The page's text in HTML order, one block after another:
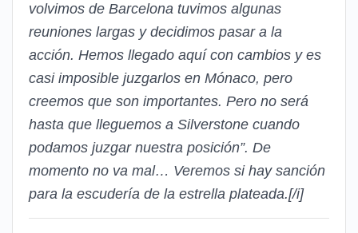
volvimos de Barcelona tuvimos algunas
reuniones largas y decidimos pasar a la
acción. Hemos llegado aquí con cambios y es
casi imposible juzgarlos en Mónaco, pero
creemos que son importantes. Pero no será
hasta que lleguemos a Silverstone cuando
podamos juzgar nuestra posición”. De
momento no va mal… Veremos si hay sanción
para la escudería de la estrella plateada.[/i]